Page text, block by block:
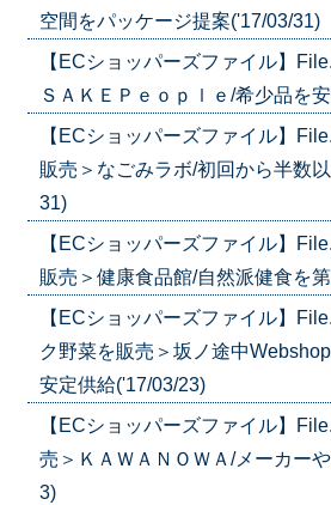
空間をパッケージ提案('17/03/31)
【ECショッパーズファイル】
ＳＡＫＥＰｅｏｐｌｅ/希少品を
【ECショッパーズファイル】
販売＞なごみラボ/初回から半数
31)
【ECショッパーズファイル】
販売＞健康食品館/自然派健食を
【ECショッパーズファイル】
ク野菜を販売＞坂ノ途中
安定供給('17/03/23)
【ECショッパーズファイル】
売＞ＫＡＷＡＮＯＷＡ/メーカー
3)